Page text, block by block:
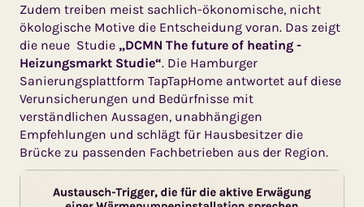
Zudem treiben meist sachlich-ökonomische, nicht
ökologische Motive die Entscheidung voran. Das zeigt
die neue Studie „DCMN The future of heating -
Heizungsmarkt Studie“. Die Hamburger
Sanierungsplattform TapTapHome antwortet auf diese
Verunsicherungen und Bedürfnisse mit
verständlichen Aussagen, unabhängigen
Empfehlungen und schlägt für Hausbesitzer die
Brücke zu passenden Fachbetrieben aus der Region.